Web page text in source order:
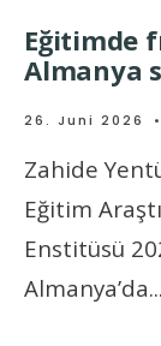
Eğitimde
Almanya
26. Juni 2026 •
Zahide
Eğitim
Enstitüsü
Almanya’da...